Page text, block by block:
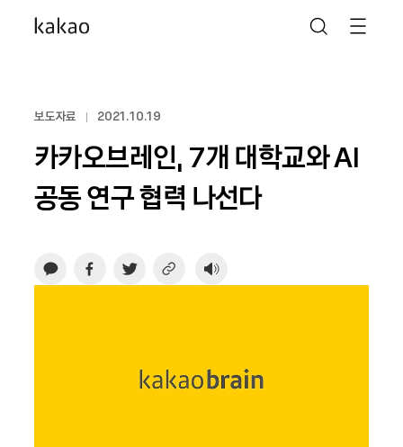
보도자료 2021.10.19
카카오브레인, 7개 대학교와 AI
공동 연구 협력 나선다